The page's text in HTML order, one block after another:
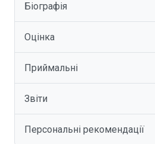
Біографія
Оцінка
Приймальні
Звіти
Персональні рекомендації